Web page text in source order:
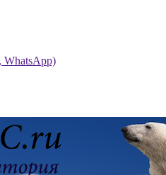
WhatsApp)